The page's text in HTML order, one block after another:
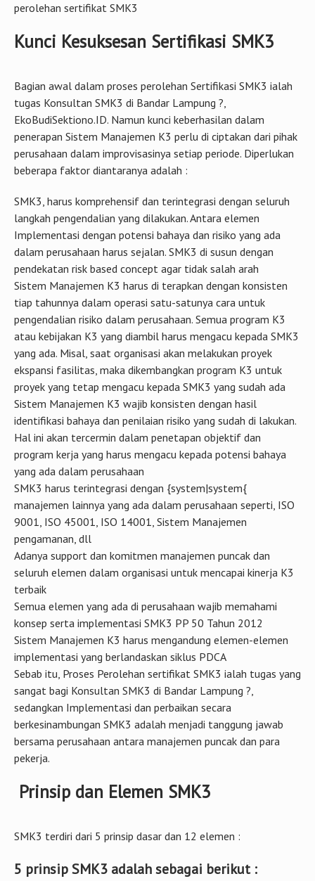
perolehan sertifikat SMK3
Kunci Kesuksesan Sertifikasi SMK3
Bagian awal dalam proses perolehan Sertifikasi SMK3 ialah
tugas Konsultan SMK3 di Bandar Lampung ?,
EkoBudiSektiono.ID. Namun kunci keberhasilan dalam
penerapan Sistem Manajemen K3 perlu di ciptakan dari pihak
perusahaan dalam improvisasinya setiap periode. Diperlukan
beberapa faktor diantaranya adalah :
SMK3, harus komprehensif dan terintegrasi dengan seluruh
langkah pengendalian yang dilakukan. Antara elemen
Implementasi dengan potensi bahaya dan risiko yang ada
dalam perusahaan harus sejalan. SMK3 di susun dengan
pendekatan risk based concept agar tidak salah arah
Sistem Manajemen K3 harus di terapkan dengan konsisten
tiap tahunnya dalam operasi satu-satunya cara untuk
pengendalian risiko dalam perusahaan. Semua program K3
atau kebijakan K3 yang diambil harus mengacu kepada SMK3
yang ada. Misal, saat organisasi akan melakukan proyek
ekspansi fasilitas, maka dikembangkan program K3 untuk
proyek yang tetap mengacu kepada SMK3 yang sudah ada
Sistem Manajemen K3 wajib konsisten dengan hasil
identifikasi bahaya dan penilaian risiko yang sudah di lakukan.
Hal ini akan tercermin dalam penetapan objektif dan
program kerja yang harus mengacu kepada potensi bahaya
yang ada dalam perusahaan
SMK3 harus terintegrasi dengan {system|system{
manajemen lainnya yang ada dalam perusahaan seperti, ISO
9001, ISO 45001, ISO 14001, Sistem Manajemen
pengamanan, dll
Adanya support dan komitmen manajemen puncak dan
seluruh elemen dalam organisasi untuk mencapai kinerja K3
terbaik
Semua elemen yang ada di perusahaan wajib memahami
konsep serta implementasi SMK3 PP 50 Tahun 2012
Sistem Manajemen K3 harus mengandung elemen-elemen
implementasi yang berlandaskan siklus PDCA
Sebab itu, Proses Perolehan sertifikat SMK3 ialah tugas yang
sangat bagi Konsultan SMK3 di Bandar Lampung ?,
sedangkan Implementasi dan perbaikan secara
berkesinambungan SMK3 adalah menjadi tanggung jawab
bersama perusahaan antara manajemen puncak dan para
pekerja.
Prinsip dan Elemen SMK3
SMK3 terdiri dari 5 prinsip dasar dan 12 elemen :
5 prinsip SMK3 adalah sebagai berikut :